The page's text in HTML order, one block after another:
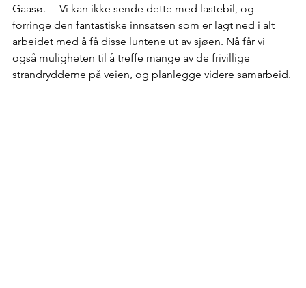
Gaasø.  – Vi kan ikke sende dette med lastebil, og
forringe den fantastiske innsatsen som er lagt ned i alt
arbeidet med å få disse luntene ut av sjøen. Nå får vi
også muligheten til å treffe mange av de frivillige
strandrydderne på veien, og planlegge videre samarbeid.